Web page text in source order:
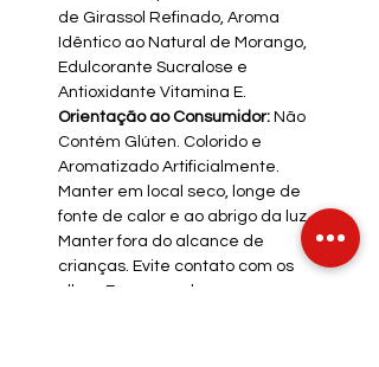
de Girassol Refinado, Aroma
Idêntico ao Natural de Morango,
Edulcorante Sucralose e
Antioxidante Vitamina E.
Orientação ao Consumidor: Não
Contém Glúten. Colorido e
Aromatizado Artificialmente.
Manter em local seco, longe de
fonte de calor e ao abrigo da luz.
Manter fora do alcance de
crianças. Evite contato com os
olhos. Em casos de